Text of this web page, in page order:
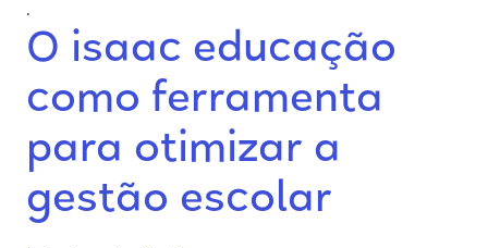
.
O isaac educação
como ferramenta
para otimizar a
gestão escolar